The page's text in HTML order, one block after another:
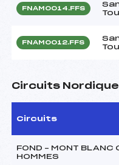
FNAM0014.FFS
FNAM0012.FFS
Circuits
Circuits
FOND – MONT BLANC
HOMMES